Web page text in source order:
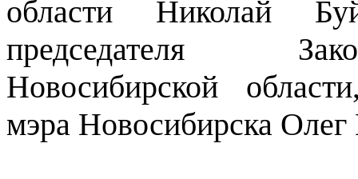
области Николай
председателя
Новосибирской
мэра Новосибирска